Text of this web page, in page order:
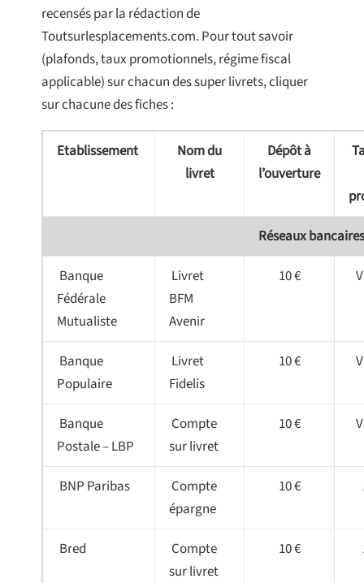
recensés par la rédaction de
Toutsurlesplacements.com. Pour tout savoir
(plafonds, taux promotionnels, régime fiscal
applicable) sur chacun des super livrets, cliquer
sur chacune des fiches :
Etablissement
Nom du
livret
Dépôt à
l’ouverture
Réseaux
Banque
Fédérale
Mutualiste
Livret
BFM
Avenir
10 €
Banque
Populaire
Livret
Fidelis
10 €
Banque
Postale – LBP
Compte
sur livret
10 €
BNP Paribas
Compte
épargne
10 €
Bred
Compte
sur livret
10 €